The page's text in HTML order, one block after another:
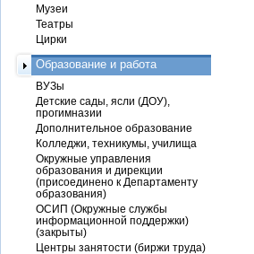
Музеи
Театры
Цирки
Образование и работа
ВУЗы
Детские сады, ясли (ДОУ),
прогимназии
Дополнительное образование
Колледжи, техникумы, училища
Окружные управления
образования и дирекции
(присоединено к Департаменту
образования)
ОСИП (Окружные службы
информационной поддержки)
(закрыты)
Центры занятости (биржи труда)